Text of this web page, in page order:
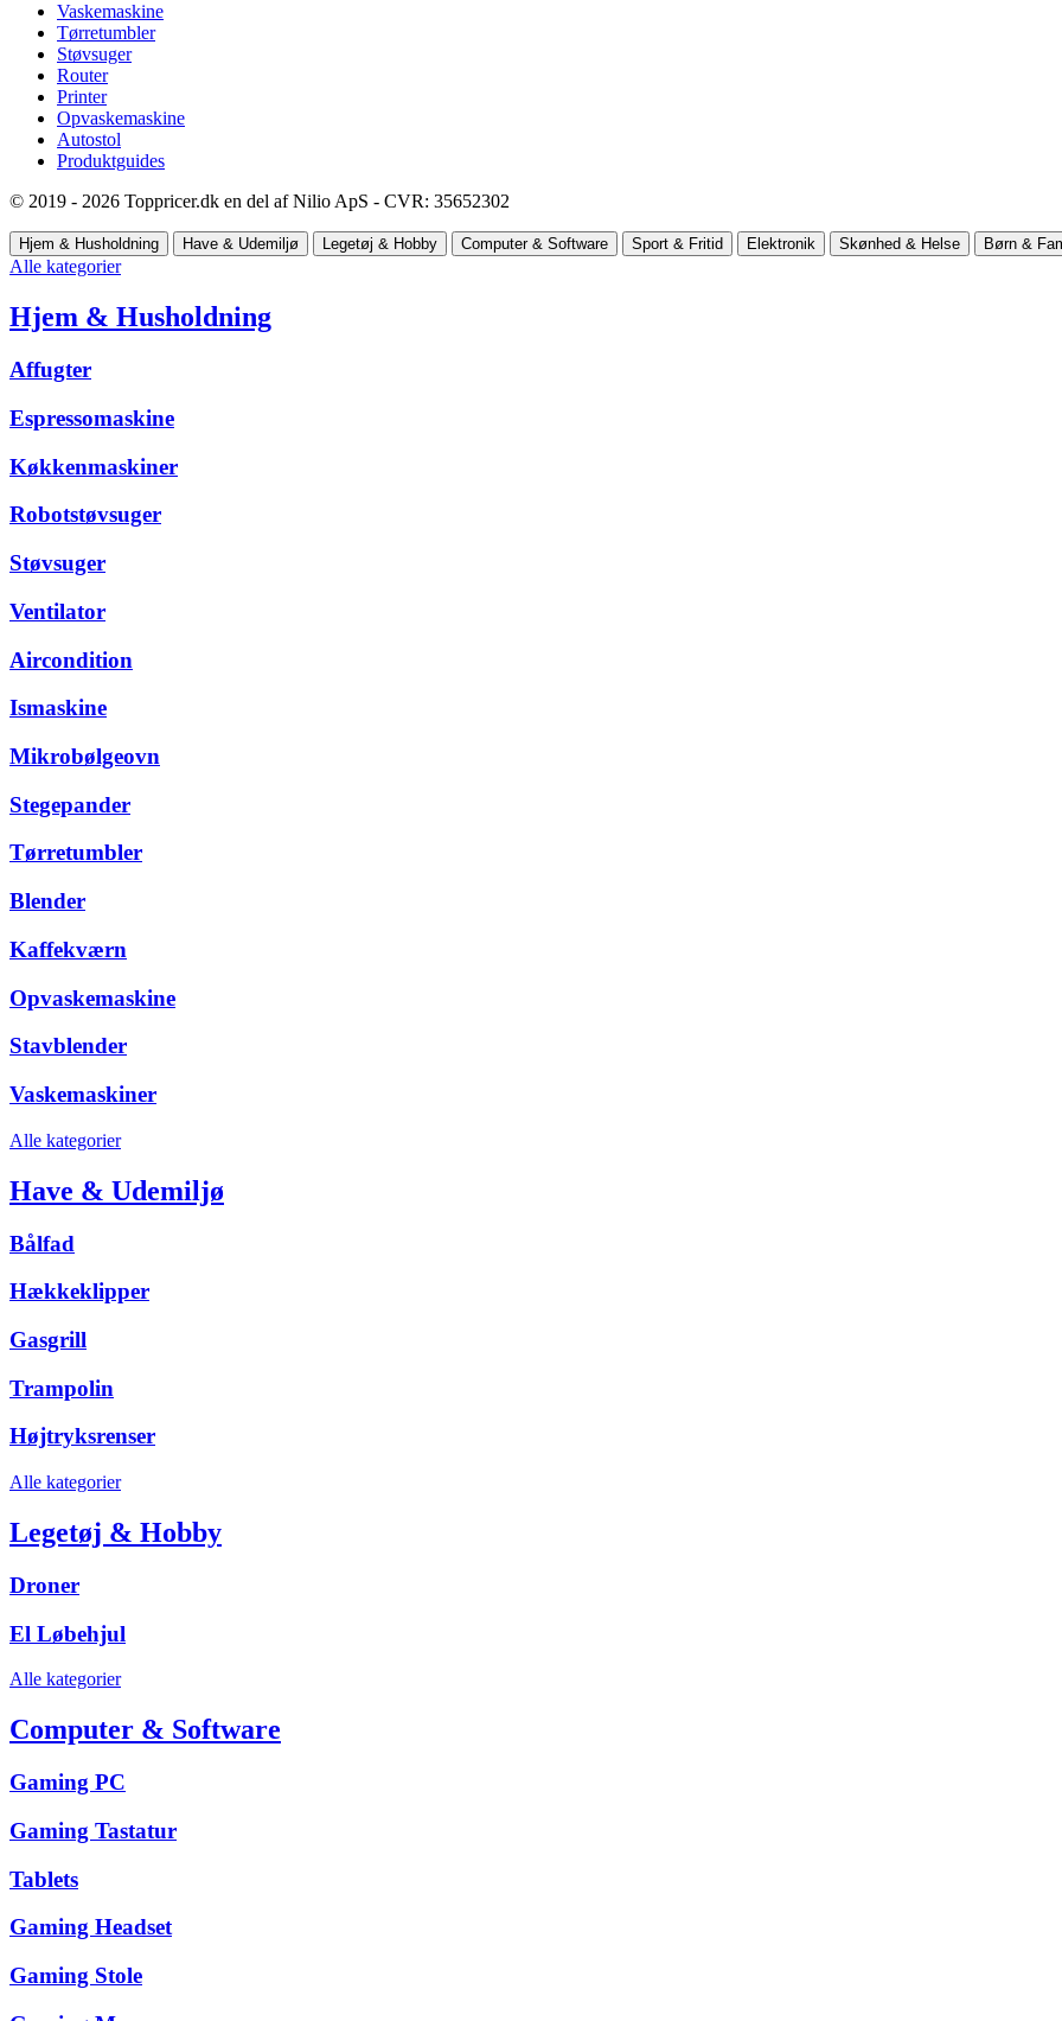
Vaskemaskine
Tørretumbler
Støvsuger
Router
Printer
Opvaskemaskine
Autostol
Produktguides
© 2019 - 2026 Toppricer.dk en del af Nilio ApS - CVR: 35652302
Hjem & Husholdning Have & Udemiljø Legetøj & Hobby Computer & Software Sport & Fritid Elektronik Skønhed & Helse Børn &
Alle kategorier
Hjem & Husholdning
Affugter
Espressomaskine
Køkkenmaskiner
Robotstøvsuger
Støvsuger
Ventilator
Aircondition
Ismaskine
Mikrobølgeovn
Stegepander
Tørretumbler
Blender
Kaffekværn
Opvaskemaskine
Stavblender
Vaskemaskiner
Alle kategorier
Have & Udemiljø
Bålfad
Hækkeklipper
Gasgrill
Trampolin
Højtryksrenser
Alle kategorier
Legetøj & Hobby
Droner
El Løbehjul
Alle kategorier
Computer & Software
Gaming PC
Gaming Tastatur
Tablets
Gaming Headset
Gaming Stole